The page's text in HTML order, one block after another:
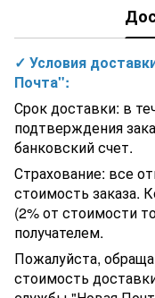
Испанский фильтр для
r32 (9 кВт). Рассчитан
Угол ПВХ Hidroten
Уголок Rifeng D20 х 20
Угловой элемент
решетки, 45°, 195х25
Немецкий
WTI 100 - 20 Titan
Сходи Kripsol ESP 5+1
Порошковый компонент
Жидкость для чистки
Kunststoffreiniger 1 л
Прокладка ERA для
Сборный каркасный
см), без оборудования
✓ Условия
Почта":
Срок доставки: в
подтверждения
банковский счет.
Страхование: все
стоимость заказа.
(2% от стоимости
получателем.
Пожалуйста,
стоимость